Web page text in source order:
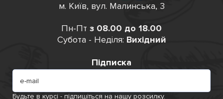
Пн-Пт з 08.00 до 18.00
Субота - Неділя: Вихідний
Підписка
Будьте в курсі - підпишіться на нашу розсилку.
м. Київ, вул. Малинська, 3